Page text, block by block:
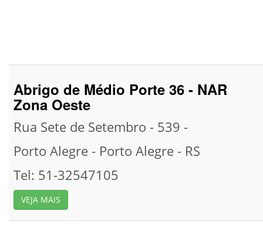
Abrigo de Médio Porte 36 - NAR
Zona Oeste
Rua Sete de Setembro - 539 -
Porto Alegre - Porto Alegre - RS
Tel: 51-32547105
VEJA MAIS